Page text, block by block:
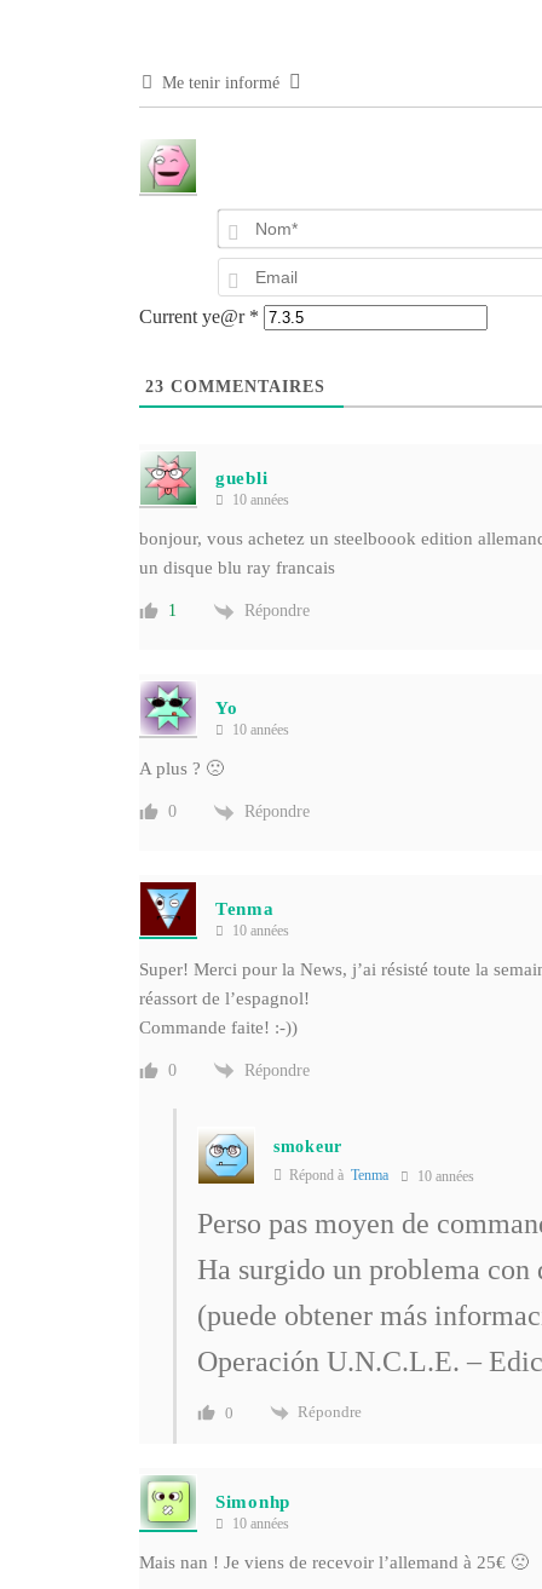
Me tenir informé
Current ye@r *
23 COMMENTAIRES
guebli
10 années
bonjour, vous achetez un steelboook edition
un disque blu ray francais
1 Répondre
Yo
10 années
A plus ? 🙁
0 Répondre
Tenma
10 années
Super! Merci pour la News, j’ai résisté toute la
réassort de l’espagnol!
Commande faite! :-))
0 Répondre
smokeur
Répond à Tenma 10 années
Perso pas moyen de
Ha surgido un problema con
(puede obtener más
Operación U.N.C.L.E. –
0 Répondre
Simonhp
10 années
Mais nan ! Je viens de recevoir l’allemand à 25€ 🙁